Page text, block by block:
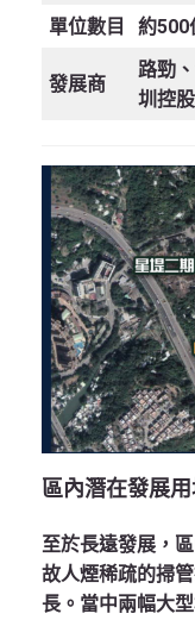
單位數目 約500
發展商
路勁
圳控股
區內潛在發展
至於長遠發展，
故人煙稀疏的掃
長。當中兩幅大